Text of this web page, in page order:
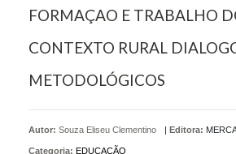
FORMAÇAO E TRABALHO
CONTEXTO RURAL
METODOLÓGICOS
Autor: Souza Eliseu Clementino | Editora:
Categoria: EDUCAÇÃO